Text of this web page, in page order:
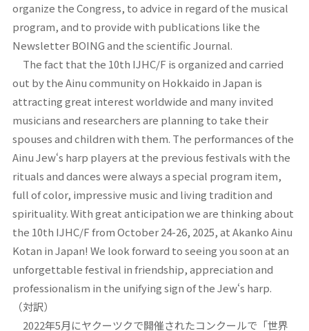
organize the Congress, to advice in regard of the musical
program, and to provide with publications like the
Newsletter BOING and the scientific Journal.
The fact that the 10th IJHC/F is organized and carried
out by the Ainu community on Hokkaido in Japan is
attracting great interest worldwide and many invited
musicians and researchers are planning to take their
spouses and children with them. The performances of the
Ainu Jew‘s harp players at the previous festivals with the
rituals and dances were always a special program item,
full of color, impressive music and living tradition and
spirituality. With great anticipation we are thinking about
the 10th IJHC/F from October 24-26, 2025, at Akanko Ainu
Kotan in Japan! We look forward to seeing you soon at an
unforgettable festival in friendship, appreciation and
professionalism in the unifying sign of the Jew‘s harp.
（対訳）
2022年5月にヤクーツクで開催されたコンクールで「世界